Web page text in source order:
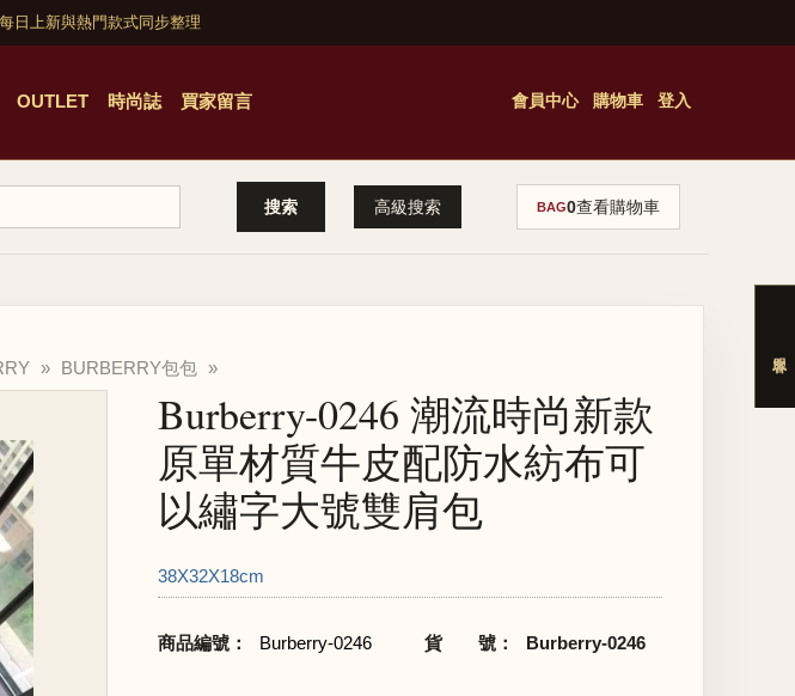
每日上新與熱門款式同步整理
OUTLET 時尚誌 買家留言 會員中心 購物車 登入
高級搜索 BAG0查看購物車
» BURBERRY包包 »
Burberry-0246 潮流時尚新款
原單材質牛皮配防水紡布可
以繡字大號雙肩包
38X32X18cm
商品編號： Burberry-0246 貨 號： Burberry-0246